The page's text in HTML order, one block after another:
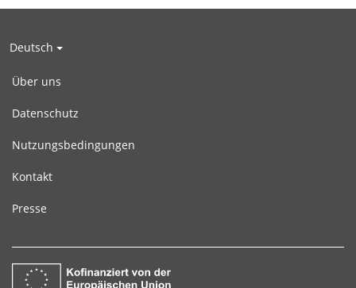
Deutsch
Über uns
Datenschutz
Nutzungsbedingungen
Kontakt
Presse